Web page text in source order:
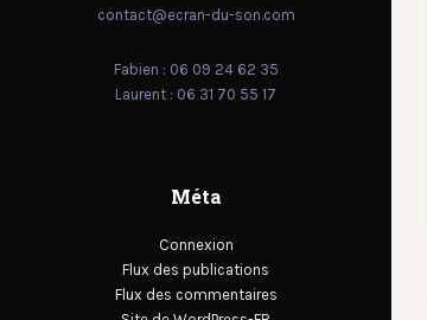
contact@ecran-du-son.com
Fabien : 06 09 24 62 35
Laurent : 06 31 70 55 17
Méta
Connexion
Flux des publications
Flux des commentaires